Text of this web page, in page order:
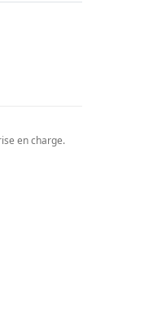
en charge.